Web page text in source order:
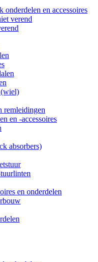
onderdelen en accessoires
verend
remleidingen
en -accessoires
absorbers)
en onderdelen